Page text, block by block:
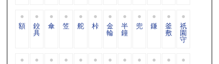
額 鉸
具
傘 笠 舵 桛 金
輪
半
鐘
兜 鎌 釜
敷
祇
園
守